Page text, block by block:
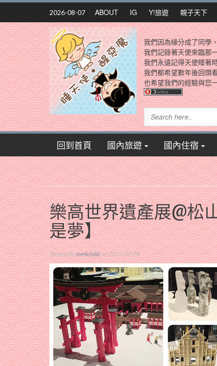
Skip
content
2026-08-07 ABOUT IG Y!旅遊 親子天下
我們因為緣分成了同學
我們記錄著天使來臨那
我們永遠記得天使睡著
我們都希望數年後回頭
也希望我們的經驗與您
回到首頁 國內旅遊 國內住宿
樂高世界遺產展@松
是夢】
Posted Byme4childon 2015-02-09